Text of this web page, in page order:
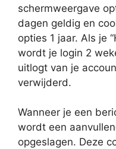
schermweergave
dagen geldig en
opties 1 jaar. Als je
wordt je login 2
uitlogt van je
verwijderd.
Wanneer je een
wordt een
opgeslagen. Deze